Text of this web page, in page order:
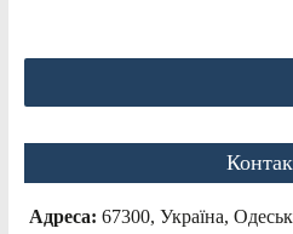
Адреса: 67300, Україна,